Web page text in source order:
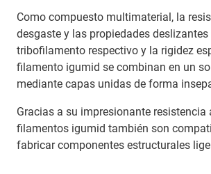
Como compuesto multimaterial, la
desgaste y las propiedades deslizantes
tribofilamento respectivo y la rigidez
filamento igumid se combinan en un
mediante capas unidas de forma
Gracias a su impresionante resistencia
filamentos igumid también son
fabricar componentes estructurales